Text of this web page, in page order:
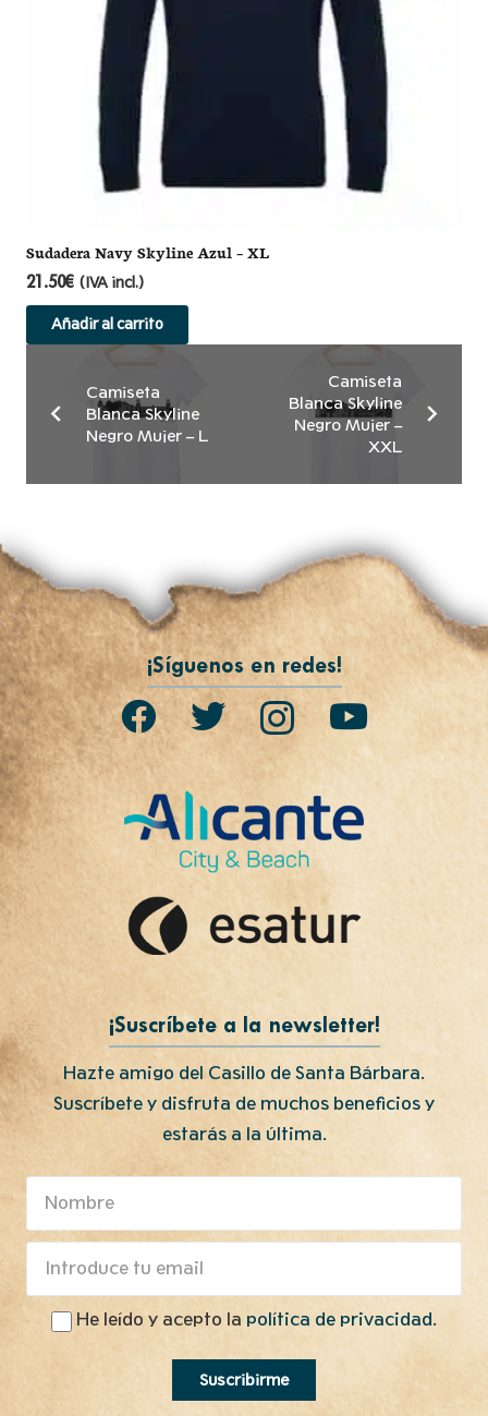
Sudadera Navy Skyline Azul – XL
21.50€ (IVA incl.)
Añadir al carrito
Camiseta
Blanca Skyline
Negro Mujer – L
Camiseta
Blanca Skyline
Negro Mujer –
XXL
¡Síguenos en redes!
¡Suscríbete a la newsletter!
Hazte amigo del Casillo de Santa Bárbara.
Suscríbete y disfruta de muchos beneficios y
estarás a la última.
He leído y acepto la política de privacidad.